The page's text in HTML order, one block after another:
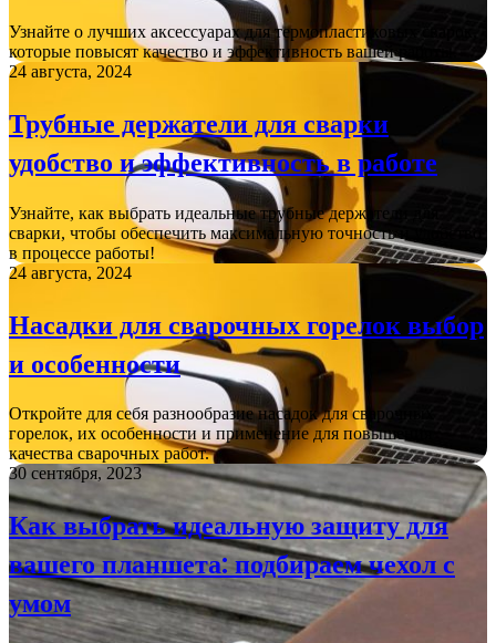
Узнайте о лучших аксессуарах для термопластиковых сварок,
которые повысят качество и эффективность вашей работы.
24 августа, 2024
Трубные держатели для сварки
удобство и эффективность в работе
Узнайте, как выбрать идеальные трубные держатели для
сварки, чтобы обеспечить максимальную точность и удобство
в процессе работы!
24 августа, 2024
Насадки для сварочных горелок выбор
и особенности
Откройте для себя разнообразие насадок для сварочных
горелок, их особенности и применение для повышения
качества сварочных работ.
30 сентября, 2023
Как выбрать идеальную защиту для
вашего планшета: подбираем чехол с
умом